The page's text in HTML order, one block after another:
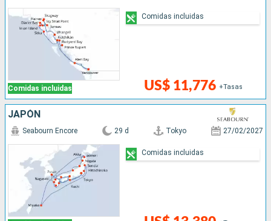
Comidas incluidas US$ 11,776 +Tasas
Comidas incluidas
JAPÓN
Seabourn Encore 29 d Tokyo 27/02/2027
Comidas incluidas